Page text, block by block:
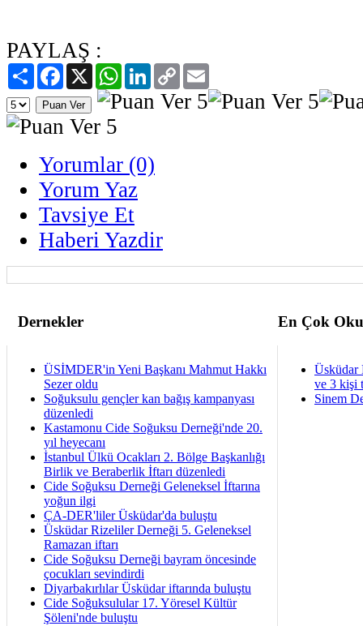
PAYLAŞ :
PaylaşFacebook
X WhatsAppLinkedIn
Copy
Link
Yorumlar (0)
Yorum Yaz
Tavsiye Et
Haberi Yazdir
Dernekler En Çok
ÜSİMDER'in Yeni Başkanı Mahmut Hakkı
Sezer oldu
Soğuksulu gençler kan bağış kampanyası
düzenledi
Kastamonu Cide Soğuksu Derneği'nde 20.
yıl heyecanı
İstanbul Ülkü Ocakları 2. Bölge Başkanlığı
Birlik ve Beraberlik İftarı düzenledi
Cide Soğuksu Derneği Geleneksel İftarına
yoğun ilgi
ÇA-DER'liler Üsküdar'da buluştu
Üsküdar Rizeliler Derneği 5. Geleneksel
Ramazan iftarı
Cide Soğuksu Derneği bayram öncesinde
çocukları sevindirdi
Diyarbakırlılar Üsküdar iftarında buluştu
Cide Soğuksulular 17. Yöresel Kültür
Şöleni'nde buluştu
Üsküdar
ve 3 kişi
Sinem